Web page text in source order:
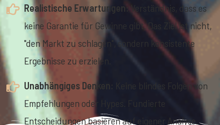
Realistische Erwartungen:Verständnis, dass es
keine Garantie für Gewinne gibt. Das Ziel ist nicht,
"den Markt zu schlagen", sondern konsistente
Ergebnisse zu erzielen.
Unabhängiges Denken:
Keine blindes Folgen von
Empfehlungen oder Hypes. Fundierte
Entscheidungen basieren auf eigener Analyse.